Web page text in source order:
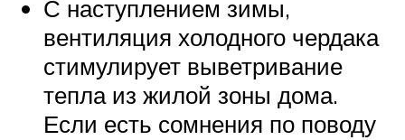
С наступлением зимы,
вентиляция холодного чердака
стимулирует выветривание
тепла из жилой зоны дома.
Если есть сомнения по поводу